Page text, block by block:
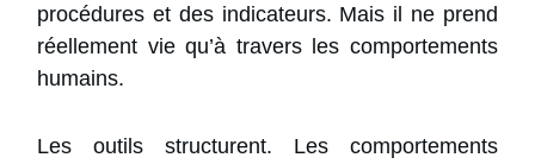
procédures et des indicateurs. Mais il ne prend
réellement vie qu’à travers les comportements
humains.
Les outils structurent. Les comportements